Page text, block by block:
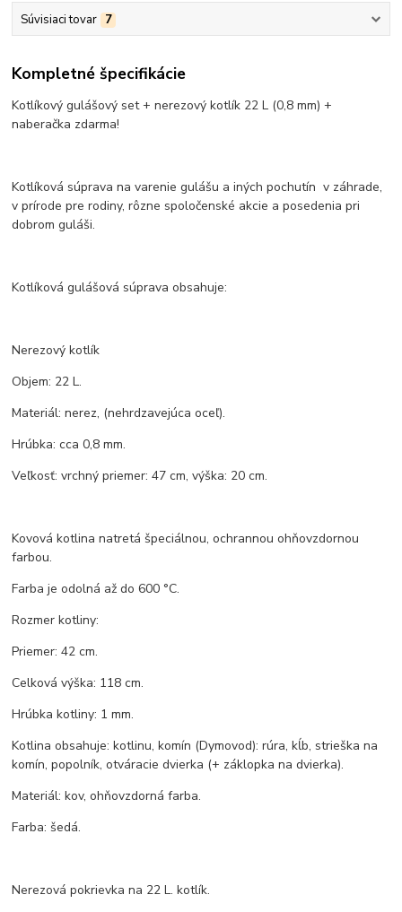
Súvisiaci tovar 7
Kompletné špecifikácie
Kotlíkový gulášový set + nerezový kotlík 22 L (0,8 mm) +
naberačka zdarma!
Kotlíková súprava na varenie gulášu a iných pochutín v záhrade,
v prírode pre rodiny, rôzne spoločenské akcie a posedenia pri
dobrom guláši.
Kotlíková gulášová súprava obsahuje:
Nerezový kotlík
Objem: 22 L.
Materiál: nerez, (nehrdzavejúca oceľ).
Hrúbka: cca 0,8 mm.
Veľkosť: vrchný priemer: 47 cm, výška: 20 cm.
Kovová kotlina natretá špeciálnou, ochrannou ohňovzdornou
farbou.
Farba je odolná až do 600 °C.
Rozmer kotliny:
Priemer: 42 cm.
Celková výška: 118 cm.
Hrúbka kotliny: 1 mm.
Kotlina obsahuje: kotlinu, komín (Dymovod): rúra, kĺb, strieška na
komín, popolník, otváracie dvierka (+ záklopka na dvierka).
Materiál: kov, ohňovzdorná farba.
Farba: šedá.
Nerezová pokrievka na 22 L. kotlík.